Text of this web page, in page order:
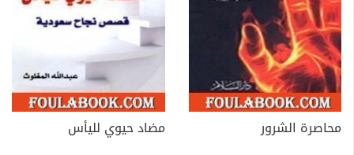
محاصرة الشرور
مضاد حيوي لليأس